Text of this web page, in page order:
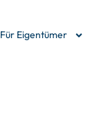
Für Eigentümer